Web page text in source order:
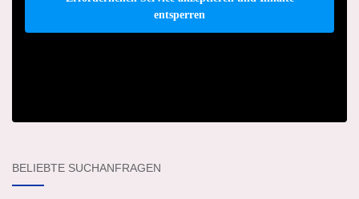
entsperren
BELIEBTE SUCHANFRAGEN